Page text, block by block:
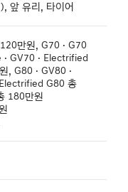
앞 유리, 타이어
만원, G70 · G70
GV70 · Electrified
, G80 · GV80 ·
G80 총
180만원